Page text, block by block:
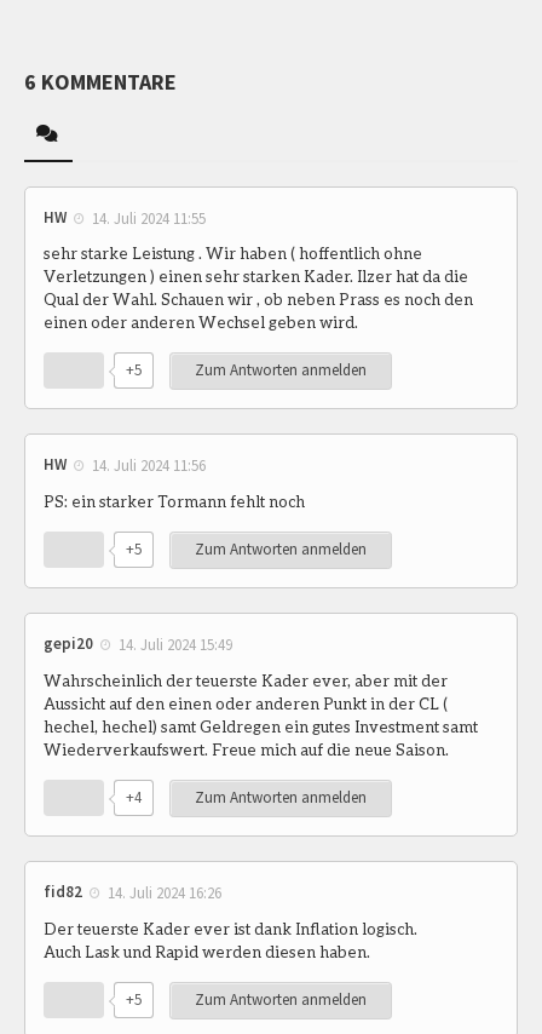
6 KOMMENTARE
HW 14. Juli 2024 11:55
sehr starke Leistung . Wir haben ( hoffentlich ohne
Verletzungen ) einen sehr starken Kader. Ilzer hat da die
Qual der Wahl. Schauen wir , ob neben Prass es noch den
einen oder anderen Wechsel geben wird.
+5 Zum Antworten anmelden
HW 14. Juli 2024 11:56
PS: ein starker Tormann fehlt noch
+5 Zum Antworten anmelden
gepi20 14. Juli 2024 15:49
Wahrscheinlich der teuerste Kader ever, aber mit der
Aussicht auf den einen oder anderen Punkt in der CL (
hechel, hechel) samt Geldregen ein gutes Investment samt
Wiederverkaufswert. Freue mich auf die neue Saison.
+4 Zum Antworten anmelden
fid82 14. Juli 2024 16:26
Der teuerste Kader ever ist dank Inflation logisch.
Auch Lask und Rapid werden diesen haben.
+5 Zum Antworten anmelden